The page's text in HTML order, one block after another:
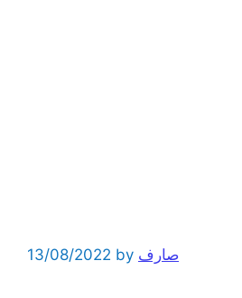
13/08/2022 by صارف